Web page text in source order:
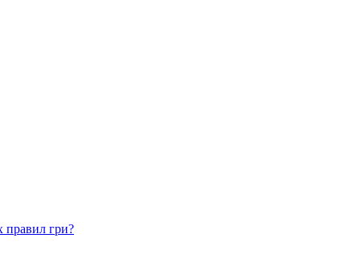
правил гри?